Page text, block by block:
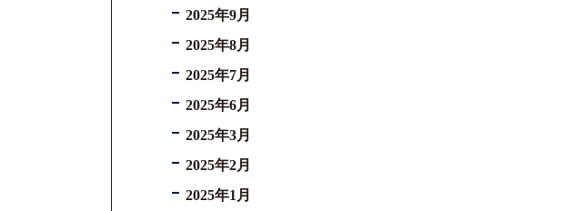
2025年9月
2025年8月
2025年7月
2025年6月
2025年3月
2025年2月
2025年1月